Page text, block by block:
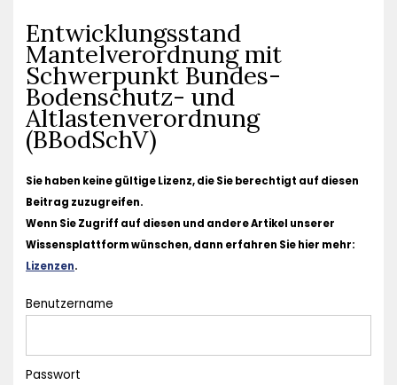
Entwicklungsstand
Mantelverordnung mit
Schwerpunkt Bundes-
Bodenschutz- und
Altlastenverordnung
(BBodSchV)
Sie haben keine gültige Lizenz, die Sie berechtigt auf diesen
Beitrag zuzugreifen.
Wenn Sie Zugriff auf diesen und andere Artikel unserer
Wissensplattform wünschen, dann erfahren Sie hier mehr:
Lizenzen.
Benutzername
Passwort